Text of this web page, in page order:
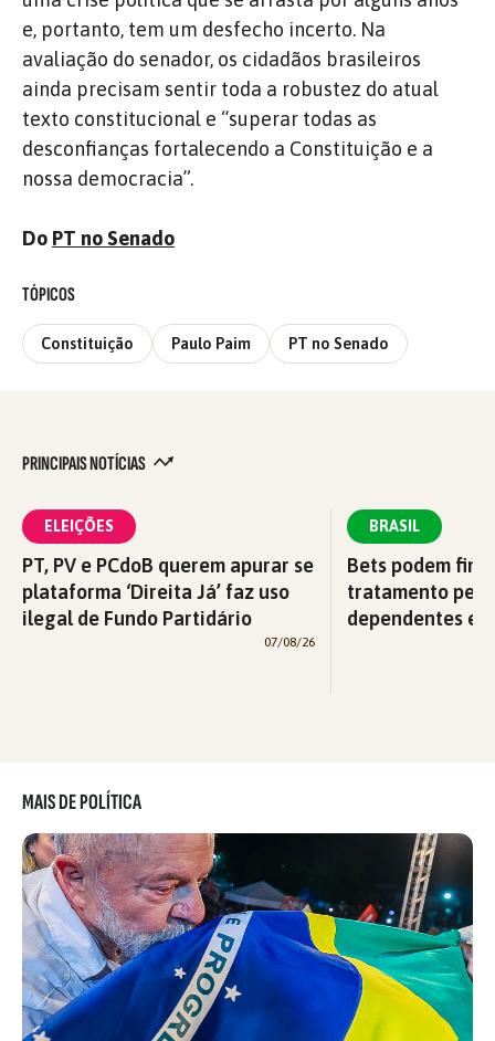
e, portanto, tem um desfecho incerto. Na
avaliação do senador, os cidadãos brasileiros
ainda precisam sentir toda a robustez do atual
texto constitucional e “superar todas as
desconfianças fortalecendo a Constituição e a
nossa democracia”.
Do PT no Senado
TÓPICOS
Constituição Paulo Paim PT no Senado
PRINCIPAIS NOTÍCIAS
ELEIÇÕES
PT, PV e PCdoB querem apurar se
plataforma ‘Direita Já’ faz uso
ilegal de Fundo Partidário
07/08/26
BRASIL
Bets podem
tratamento pelo
dependentes
MAIS DE POLÍTICA